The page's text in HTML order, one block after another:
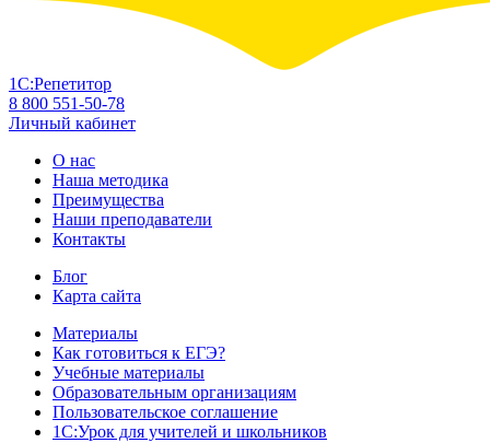
1С:Репетитор
8 800 551-50-78
Личный кабинет
О нас
Наша методика
Преимущества
Наши преподаватели
Контакты
Блог
Карта сайта
Материалы
Как готовиться к ЕГЭ?
Учебные материалы
Образовательным организациям
Пользовательское соглашение
1С:Урок для учителей и школьников